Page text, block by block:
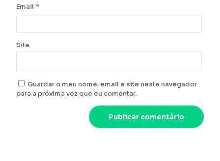
Email *
Site
Guardar o meu nome, email e site neste navegador
para a próxima vez que eu comentar.